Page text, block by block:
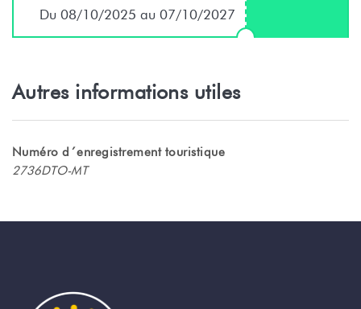
Du 08/10/2025 au 07/10/2027
Autres informations utiles
Numéro d´enregistrement touristique
2736DTO-MT